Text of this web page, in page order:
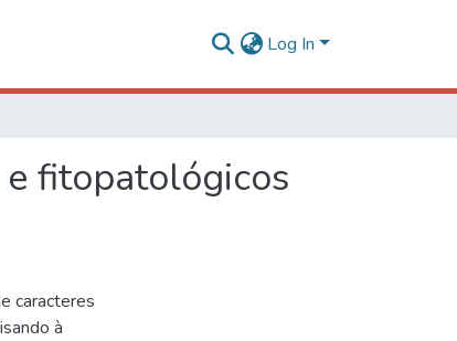
Log In
fitopatológicos
caracteres
à